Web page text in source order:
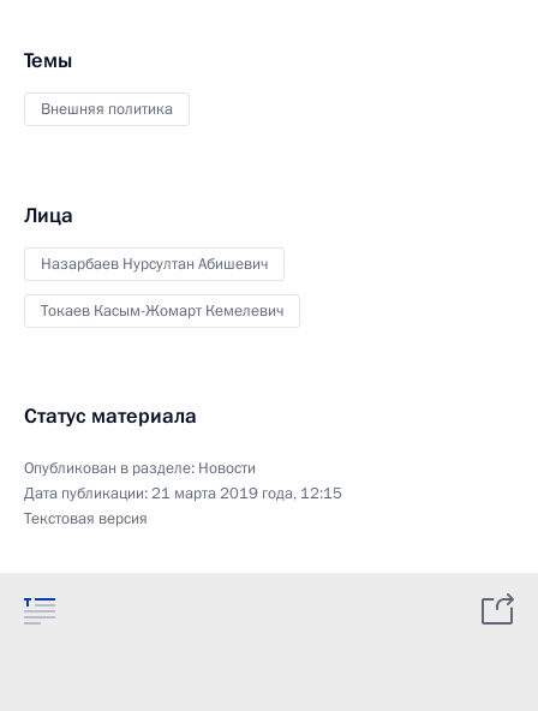
Темы
Внешняя политика
Лица
Назарбаев Нурсултан Абишевич
Токаев Касым-Жомарт Кемелевич
Статус материала
Опубликован в разделе: Новости
Дата публикации:21 марта 2019 года, 12:15
Текстовая версия